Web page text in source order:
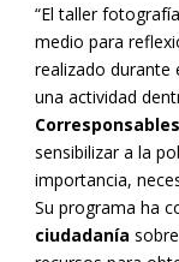
“El taller
medio para
realizado durante
una actividad
sensibilizar a la
importancia,
Su programa ha
ciudadanía